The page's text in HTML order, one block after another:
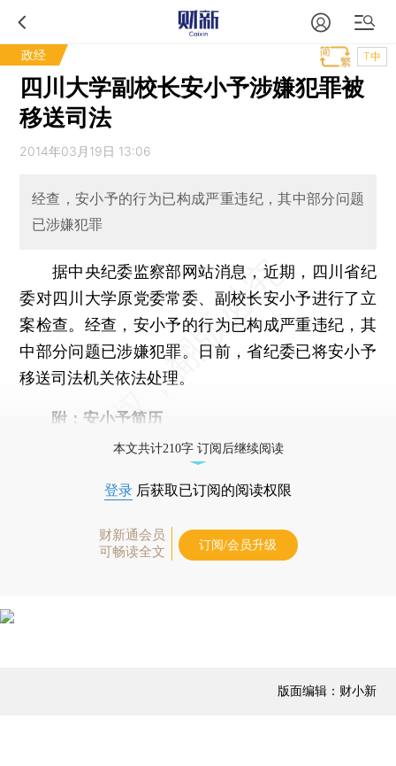
政经 T中
四川大学副校长安小予涉嫌犯罪被
移送司法
2014年03月19日 13:06
经查，安小予的行为已构成严重违纪，其中部分问题
已涉嫌犯罪
据中央纪委监察部网站消息，近期，四川省纪
委对四川大学原党委常委、副校长安小予进行了立
案检查。经查，安小予的行为已构成严重违纪，其
中部分问题已涉嫌犯罪。日前，省纪委已将安小予
移送司法机关依法处理。
附：安小予简历
本文共计210字 订阅后继续阅读
登录 后获取已订阅的阅读权限
财新通会员
可畅读全文
订阅/会员升级
版面编辑：财小新